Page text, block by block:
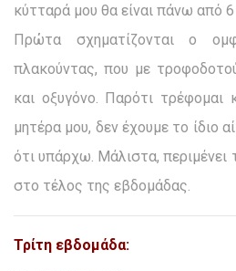
κύτταρά μου θα είναι πάνω από
Πρώτα σχηματίζονται ο
πλακούντας, που με
και οξυγόνο. Παρότι τρέφομαι
μητέρα μου, δεν έχουμε το ίδιο
ότι υπάρχω. Μάλιστα, περιμένει
στο τέλος της εβδομάδας.
Τρίτη εβδομάδα: